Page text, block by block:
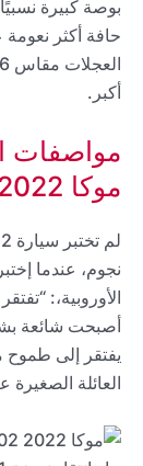
حافة أكثر نعومة
أكبر.
مواصفات
موكا 2022
الأوروبية،:
أصبحت شائعة
يفتقر إلى طموح
العائلة الصغيرة عام